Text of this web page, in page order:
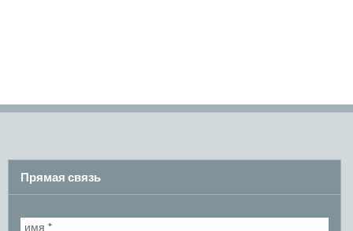
Прямая связь